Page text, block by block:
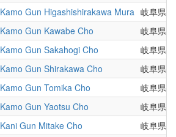
Kamo Gun Higashishirakawa Mura 岐阜県
Kamo Gun Kawabe Cho
岐阜県
Kamo Gun Sakahogi Cho
岐阜県
Kamo Gun Shirakawa Cho
岐阜県
Kamo Gun Tomika Cho
岐阜県
Kamo Gun Yaotsu Cho
岐阜県
Kani Gun Mitake Cho
岐阜県